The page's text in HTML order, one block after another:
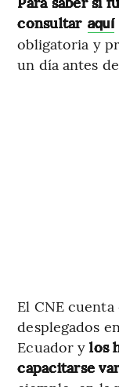
consultar aquí
obligatoria y
un día antes
El CNE
desplegados
Ecuador ylos
capacitarse